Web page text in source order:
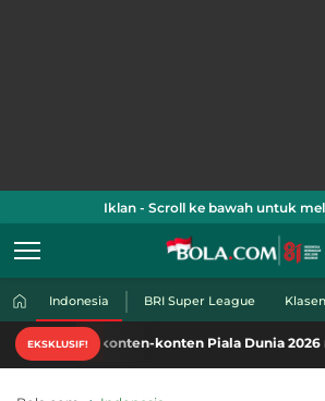
Iklan - Scroll ke bawah untuk
Indonesia BRI Super League
EKSKLUSIF!
konten Piala Dunia 2026 racikan khas